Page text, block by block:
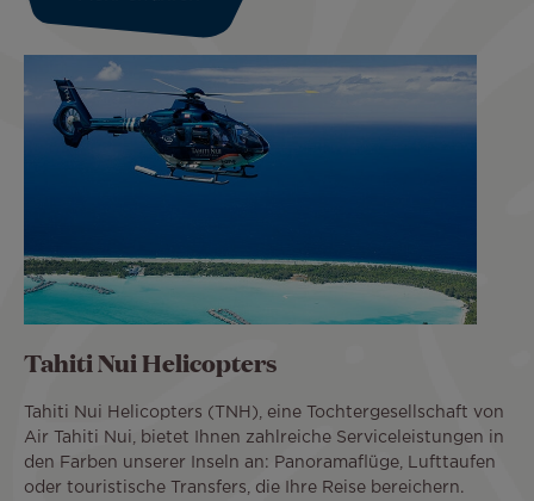
Tahiti Nui Helicopters
Tahiti Nui Helicopters (TNH), eine Tochtergesellschaft von
Air Tahiti Nui, bietet Ihnen zahlreiche Serviceleistungen in
den Farben unserer Inseln an: Panoramaflüge, Lufttaufen
oder touristische Transfers, die Ihre Reise bereichern.